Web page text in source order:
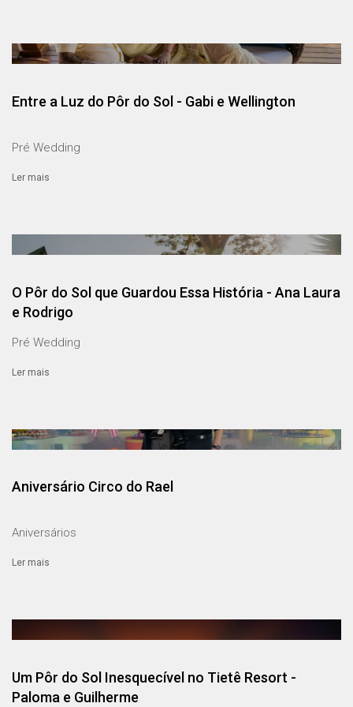
Entre a Luz do Pôr do Sol - Gabi e Wellington
Pré Wedding
Ler mais
O Pôr do Sol que Guardou Essa História - Ana Laura
e Rodrigo
Pré Wedding
Ler mais
Aniversário Circo do Rael
Aniversários
Ler mais
Um Pôr do Sol Inesquecível no Tietê Resort -
Paloma e Guilherme